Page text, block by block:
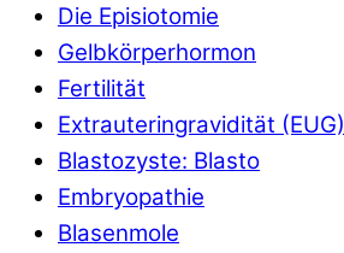
Die Episiotomie
Gelbkörperhormon
Fertilität
Extrauteringravidität (EUG)
Blastozyste: Blasto
Embryopathie
Blasenmole